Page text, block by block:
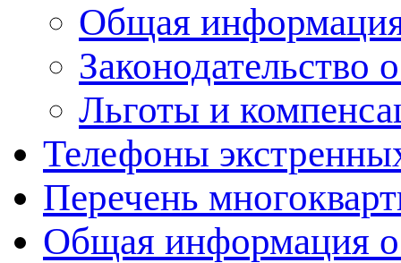
Общая
Законодательство
Льготы и
Телефоны
Перечень
Общая информация